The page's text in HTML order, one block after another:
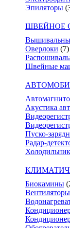
Эпиляторы
ШВЕЙНОЕ
Оверлоки (7)
Швейные
Акустика
Пуско-
Радар-
Биокамины
Вентиляторы